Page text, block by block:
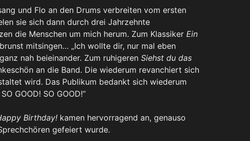
und Flo an den Drums verbreiten vom ersten
sie sich dann durch drei Jahrzehnte
die Menschen um mich herum. Zum Klassiker Ein
mitsingen… „Ich wollte dir, nur mal eben
nah beieinander. Zum ruhigeren Siehst du das
an die Band. Die wiederum revanchiert sich
wird. Das Publikum bedankt sich wiederum
GOOD! SO GOOD!“
Birthday! kamen hervorragend an, genauso
gefeiert wurde.